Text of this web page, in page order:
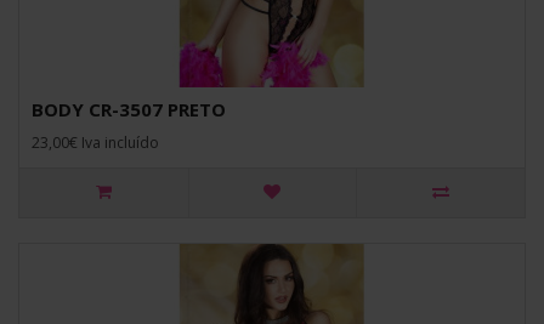
BODY CR-3507 PRETO
23,00€ Iva incluído